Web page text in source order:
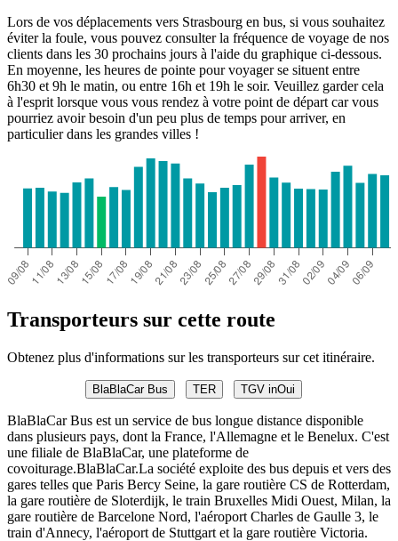
Lors de vos déplacements vers Strasbourg en bus, si vous souhaitez
éviter la foule, vous pouvez consulter la fréquence de voyage de nos
clients dans les 30 prochains jours à l'aide du graphique ci-dessous.
En moyenne, les heures de pointe pour voyager se situent entre
6h30 et 9h le matin, ou entre 16h et 19h le soir. Veuillez garder cela
à l'esprit lorsque vous vous rendez à votre point de départ car vous
pourriez avoir besoin d'un peu plus de temps pour arriver, en
particulier dans les grandes villes !
Transporteurs sur cette route
Obtenez plus d'informations sur les transporteurs sur cet itinéraire.
BlaBlaCar Bus TER TGV inOui
BlaBlaCar Bus est un service de bus longue distance disponible
dans plusieurs pays, dont la France, l'Allemagne et le Benelux. C'est
une filiale de BlaBlaCar, une plateforme de
covoiturage.BlaBlaCar.La société exploite des bus depuis et vers des
gares telles que Paris Bercy Seine, la gare routière CS de Rotterdam,
la gare routière de Sloterdijk, le train Bruxelles Midi Ouest, Milan, la
gare routière de Barcelone Nord, l'aéroport Charles de Gaulle 3, le
train d'Annecy, l'aéroport de Stuttgart et la gare routière Victoria.